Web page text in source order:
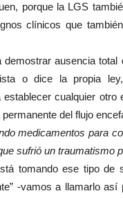
porque la LGS
clínicos que
demostrar ausencia
o dice la propia
cualquier
del flujo
medicamentos para
sufrió un traumatismo
tomando ese tipo de
-vamos a llamarlo